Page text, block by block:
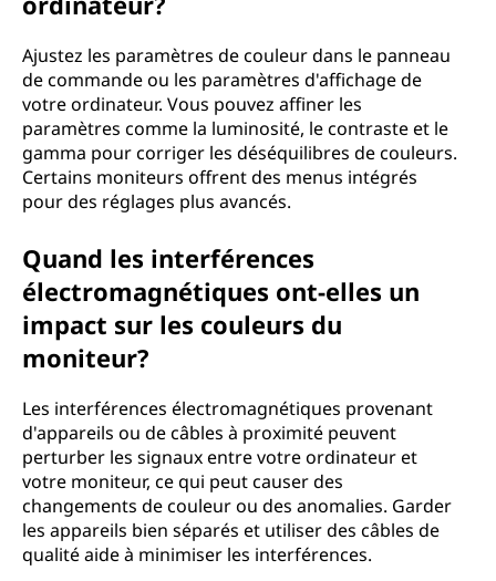
Ajustez les paramètres de couleur dans le panneau
de commande ou les paramètres d'affichage de
votre ordinateur. Vous pouvez affiner les
paramètres comme la luminosité, le contraste et le
gamma pour corriger les déséquilibres de couleurs.
Certains moniteurs offrent des menus intégrés
pour des réglages plus avancés.
Quand les interférences
électromagnétiques ont-elles un
impact sur les couleurs du
moniteur?
Les interférences électromagnétiques provenant
d'appareils ou de câbles à proximité peuvent
perturber les signaux entre votre ordinateur et
votre moniteur, ce qui peut causer des
changements de couleur ou des anomalies. Garder
les appareils bien séparés et utiliser des câbles de
qualité aide à minimiser les interférences.